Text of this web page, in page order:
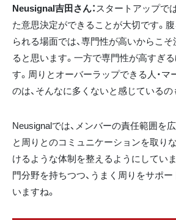
Neusignal吉田さん：スタートアップで
た意思決定ができることが大切です。
られる場面では、専門性が高いからこ
ると思います。一方で専門性が高すぎ
す。周りとオーバーラップできる人・マ
のは、そんなに多くないと感じているの
Neusignalでは、メンバーの責任範囲を
と周りとのコミュニケーションを取り
けるような体制を整えるようにしてい
門分野を持ちつつ、うまく周りをサポ
いますね。